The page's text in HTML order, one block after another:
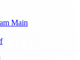
Main